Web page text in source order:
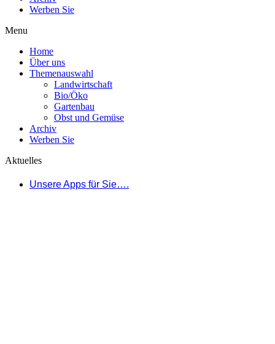
Werben Sie
Menu
Home
Über uns
Themenauswahl
Landwirtschaft
Bio/Öko
Gartenbau
Obst und Gemüse
Archiv
Werben Sie
Aktuelles
Unsere Apps für Sie….